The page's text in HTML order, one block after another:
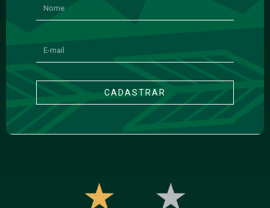
CADASTRAR